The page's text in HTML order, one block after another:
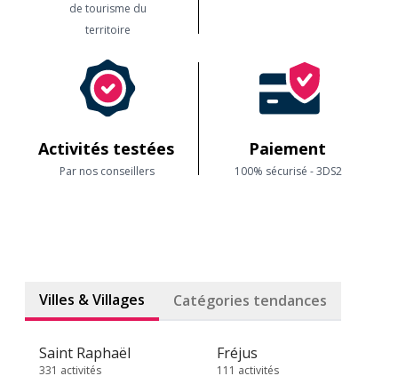
de tourisme du
territoire
Activités testées
Par nos conseillers
Paiement
100% sécurisé - 3DS2
Villes & Villages Catégories tendances
Saint Raphaël
331 activités
Fréjus
111 activités